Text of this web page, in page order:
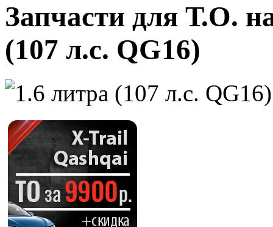
Запчасти для Т.О.
(107 л.с. QG16)